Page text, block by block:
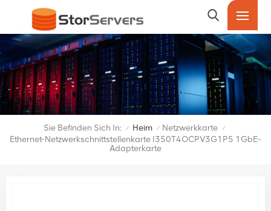
Sie Befinden Sich In: / Heim / Netzwerkkarte /
Ethernet-Netzwerkschnittstellenkarte I350T4OCPV3G1P5 1GbE-
Adapterkarte